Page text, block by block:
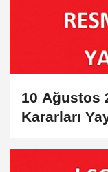
10 Ağustos
Kararları